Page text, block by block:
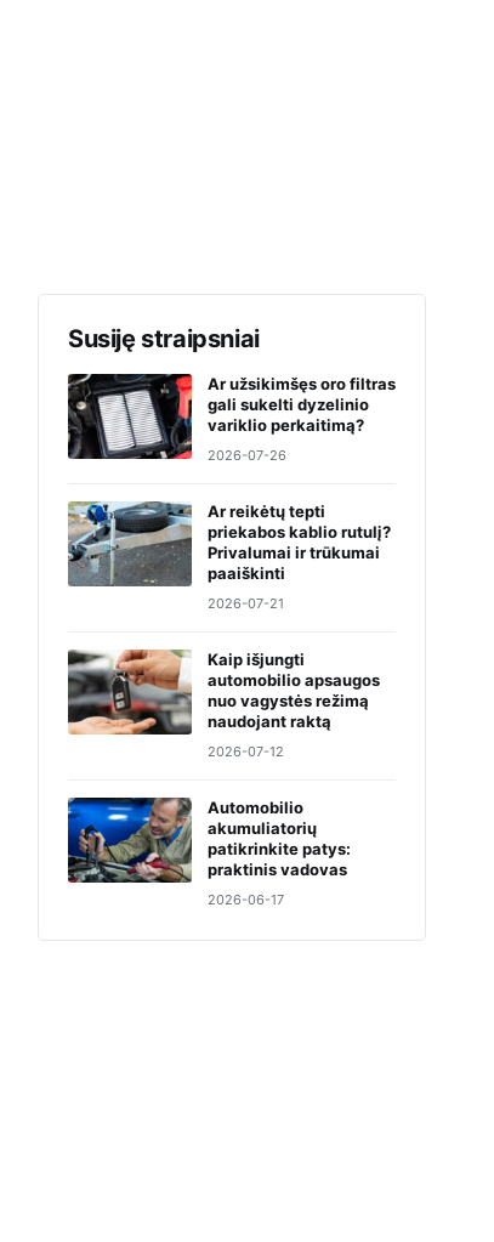
Susiję straipsniai
Ar užsikimšęs oro filtras
gali sukelti dyzelinio
variklio perkaitimą?
2026-07-26
Ar reikėtų tepti
priekabos kablio rutulį?
Privalumai ir trūkumai
paaiškinti
2026-07-21
Kaip išjungti
automobilio apsaugos
nuo vagystės režimą
naudojant raktą
2026-07-12
Automobilio
akumuliatorių
patikrinkite patys:
praktinis vadovas
2026-06-17